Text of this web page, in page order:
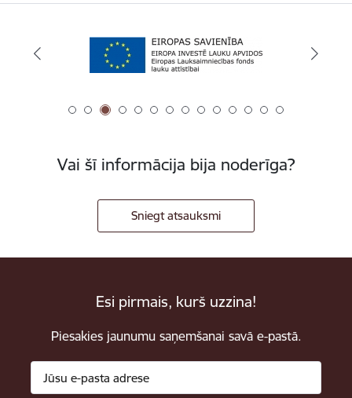
Vai šī informācija bija noderīga?
Sniegt atsauksmi
Esi pirmais, kurš uzzina!
Piesakies jaunumu saņemšanai savā e-pastā.